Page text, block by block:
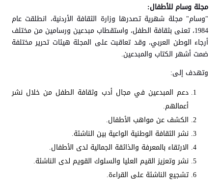
مجلة وسام للأطفال:
"وسام" مجلة شهرية تصدرها وزارة الثقافة الأردنية، انطلقت عام
1984، تعنى بثقافة الطفل، واستقطاب مبدعين ورسامين من مختلف
أرجاء الوطن العربي، وقد تعاقبت على المجلة هيئات تحرير مختلفة
ضمت أشهر الكتاب والمبدعين.
وتهدف إلى:
دعم المبدعين في مجال أدب وثقافة الطفل من خلال نشر
أعمالهم.
الكشف عن مواهب الأطفال.
نشر الثقافة الوطنية الواعية بين الناشئة.
الارتقاء بالمعرفة والذائقة الجمالية لدى الأطفال.
نشر وتعزيز القيم العليا والسلوك القويم لدى الناشئة.
تشجيع الناشئة على القراءة.